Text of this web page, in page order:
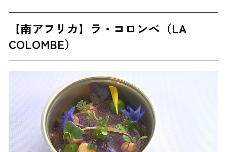
【南アフリカ】ラ・コロンベ（LA
COLOMBE）